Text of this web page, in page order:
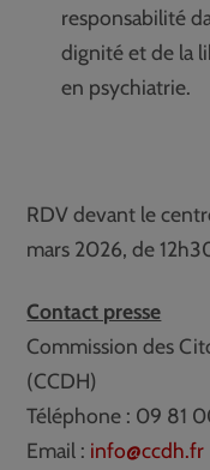
responsabilité
dignité et de la
en psychiatrie.
RDV devant le
mars 2026, de
Contact presse
Commission des
(CCDH)
Téléphone : 09 81
Email : info@ccdh.fr